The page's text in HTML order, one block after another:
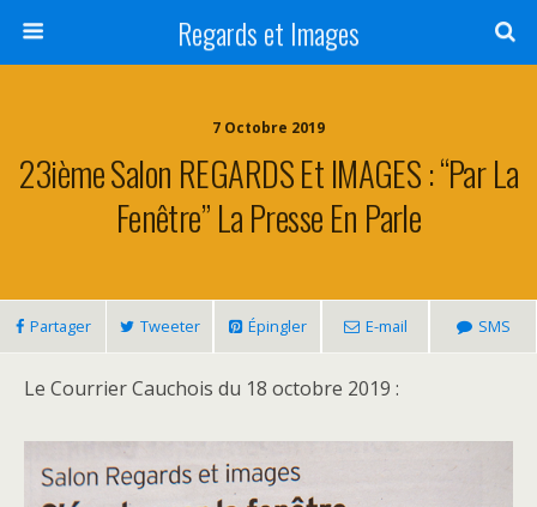
Regards et Images
7 Octobre 2019
23ième Salon REGARDS Et IMAGES : “Par La
Fenêtre” La Presse En Parle
Partager Tweeter Épingler E-mail SMS
Le Courrier Cauchois du 18 octobre 2019 :